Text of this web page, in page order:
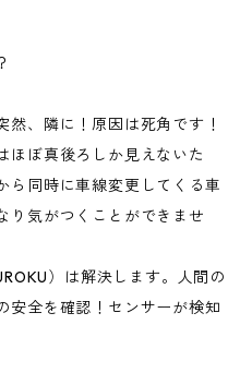
然、隣に！原因は死角です！
ほぼ真後ろしか見えないた
ら同時に車線変更してくる車
り気がつくことができませ
）は解決します。人間の
安全を確認！センサーが検知